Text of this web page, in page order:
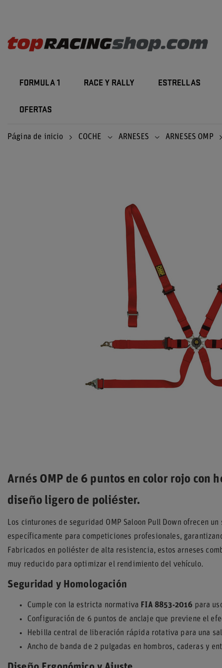
FORMULA 1 RACE Y RALLY ESTRELLAS
OFERTAS
Página de inicio COCHE ARNESES ARNESES OMP
Arnés OMP de 6 puntos en color rojo con
diseño ligero de poliéster.
Los cinturones de seguridad OMP Saloon Pull Down ofrecen
específicamente para competiciones profesionales,
Fabricados en poliéster de alta resistencia, estos arneses
muy reducido para optimizar el rendimiento del vehículo.
Seguridad y Homologación
Cumple con la estricta normativa FIA 8853-2016 para
Configuración de 6 puntos de anclaje que previene el
Hebilla central de liberación rápida rotativa para una
Ancho de banda de 2 pulgadas en hombros, caderas y